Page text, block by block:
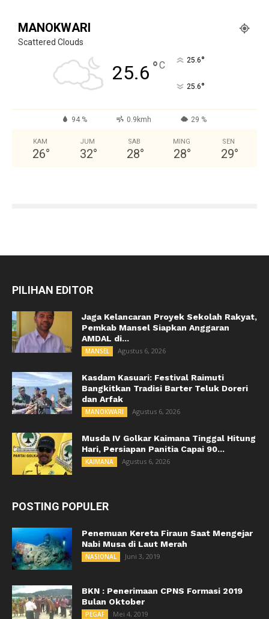
MANOKWARI
Scattered Clouds
25.6 °C 25.6°
25.6°
94 % 0.9kmh 29 %
KAM
26°
JUM
32°
SAB
28°
MING
28°
SEN
29°
PILIHAN EDITOR
Jaga Kelancaran Proyek Sekolah Rakyat,
Pemkab Mansel Siapkan Anggaran
AMDAL di...
MANSEL Agustus 6, 2026
Kasdam Kasuari: Festival Raimuti
Bangkitkan Tradisi Barter Teluk Doreri
dan Arfak
MANOKWARI Agustus 6, 2026
Musda IV Golkar Kaimana Tinggal Hitung
Hari, Persiapan Panitia Capai 90...
KAIMANA Agustus 6, 2026
POSTING POPULER
Penemuan Kereta Firaun Saat Mengejar
Nabi Musa di Laut Merah
NASIONAL Juni 3, 2019
BKN : Penerimaan CPNS Formasi 2019
Bulan Oktober
PEGAF Mei 4, 2019